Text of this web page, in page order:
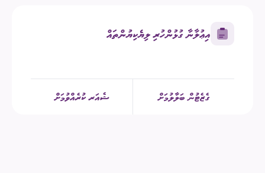
އިޢުލާނާ ގުޅުންހުރި ލިޔެކިޔުންތައް
ގެޒެޓުން ބަލާލުމަށް ޝެއަރ ކުރެއްވުމަށް